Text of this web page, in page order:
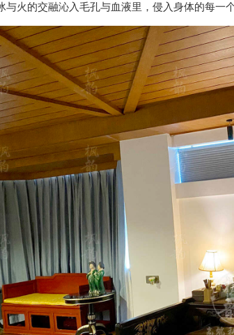
与火的交融沁入毛孔与血液里，侵入身体的每一